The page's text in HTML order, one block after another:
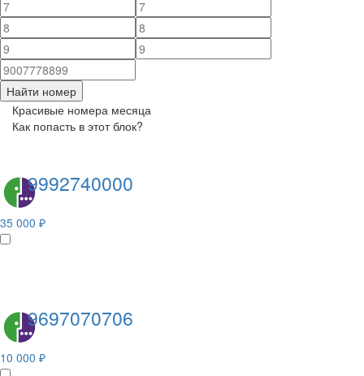
Найти номер
Красивые номера месяца
Как попасть в этот блок?
9992740000
35 000 ₽
9697070706
10 000 ₽